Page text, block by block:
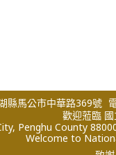
縣馬公市中華路369號
歡迎蒞臨
Penghu County
Welcome to